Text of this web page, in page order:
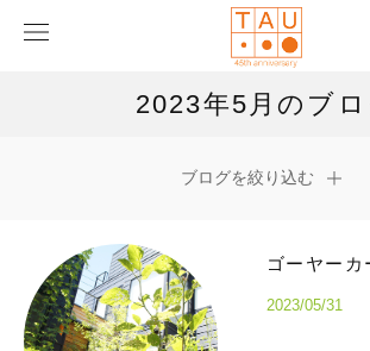
2023年5月のブ
ブログを絞り込む
ゴーヤー
2023/05/31